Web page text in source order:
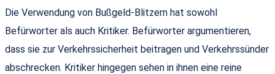
Die Verwendung von Bußgeld-Blitzern hat sowohl
Befürworter als auch Kritiker. Befürworter argumentieren,
dass sie zur Verkehrssicherheit beitragen und Verkehrssünder
abschrecken. Kritiker hingegen sehen in ihnen eine reine